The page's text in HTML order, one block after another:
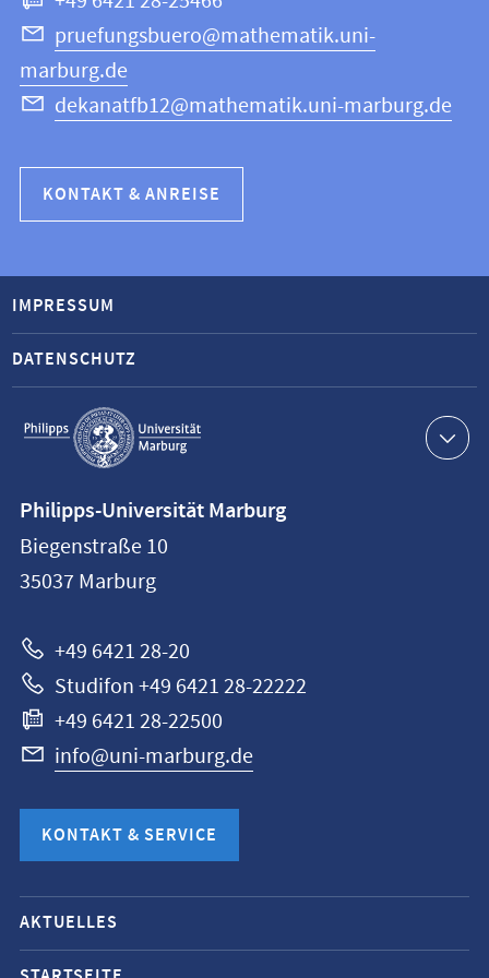
pruefungsbuero@mathematik.uni-
marburg.de
dekanatfb12@mathematik.uni-marburg.de
KONTAKT & ANREISE
Service-
Navigation
IMPRESSUM
DATENSCHUTZ
Philipps-
Universität
Marburg
Philipps-Universität Marburg
Biegenstraße 10
35037 Marburg
+49 6421 28-20
Studifon +49 6421 28-22222
+49 6421 28-22500
info@uni-marburg.de
KONTAKT & SERVICE
Mobile-
Service-
AKTUELLES